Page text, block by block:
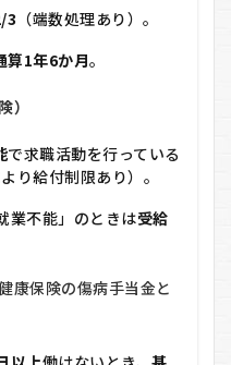
3 （端数処理あり）。
算1年6か月。
）
で求職活動を行っている
り給付制限あり）。
業不能」のときは受給
康保険の傷病手当金と